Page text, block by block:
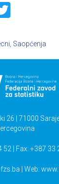
Saopćenja
26 | 71000
52 | Fax: +387 33
| Web: